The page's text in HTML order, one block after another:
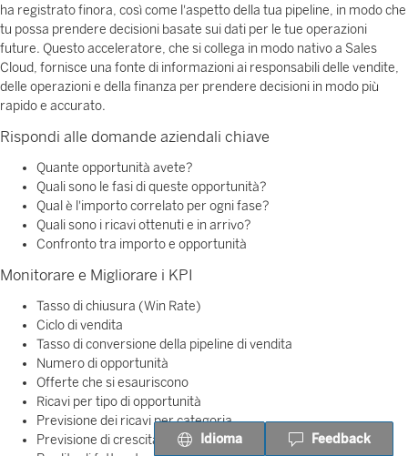
ha registrato finora, così come l'aspetto della tua pipeline, in modo che
tu possa prendere decisioni basate sui dati per le tue operazioni
future. Questo acceleratore, che si collega in modo nativo a Sales
Cloud, fornisce una fonte di informazioni ai responsabili delle vendite,
delle operazioni e della finanza per prendere decisioni in modo più
rapido e accurato.
Rispondi alle domande aziendali chiave
Quante opportunità avete?
Quali sono le fasi di queste opportunità?
Qual è l'importo correlato per ogni fase?
Quali sono i ricavi ottenuti e in arrivo?
Confronto tra importo e opportunità
Monitorare e Migliorare i KPI
Tasso di chiusura (Win Rate)
Ciclo di vendita
Tasso di conversione della pipeline di vendita
Numero di opportunità
Offerte che si esauriscono
Ricavi per tipo di opportunità
Previsione dei ricavi per categoria
Previsione di crescita dei ricaviIdioma Feedback